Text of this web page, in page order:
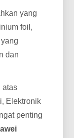
yang
foil,
dan
atas
Elektronik
penting